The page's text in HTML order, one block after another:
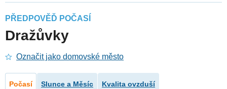
PŘEDPOVĚĎ POČASÍ
Dražůvky
Označit jako domovské město
Počasí Slunce a Měsíc Kvalita ovzduší